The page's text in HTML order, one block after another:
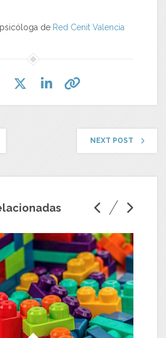
, psicóloga de Red Cenit Valencia
NEXT POST